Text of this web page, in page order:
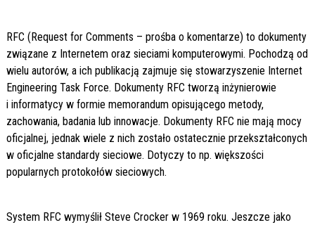
RFC (Request for Comments – prośba o komentarze) to dokumenty
związane z Internetem oraz sieciami komputerowymi. Pochodzą od
wielu autorów, a ich publikacją zajmuje się stowarzyszenie Internet
Engineering Task Force. Dokumenty RFC tworzą inżynierowie
i informatycy w formie memorandum opisującego metody,
zachowania, badania lub innowacje. Dokumenty RFC nie mają mocy
oficjalnej, jednak wiele z nich zostało ostatecznie przekształconych
w oficjalne standardy sieciowe. Dotyczy to np. większości
popularnych protokołów sieciowych.
System RFC wymyślił Steve Crocker w 1969 roku. Jeszcze jako